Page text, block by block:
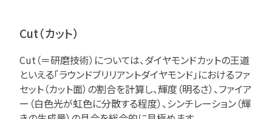
Cut（カット）
Cut（＝研磨技術）については、ダイヤモンドカットの王道
といえる「ラウンドブリリアントダイヤモンド」におけるファ
セット（カット面）の割合を計算し、輝度（明るさ）、ファイア
ー（白色光が虹色に分散する程度）、シンチレーション（輝